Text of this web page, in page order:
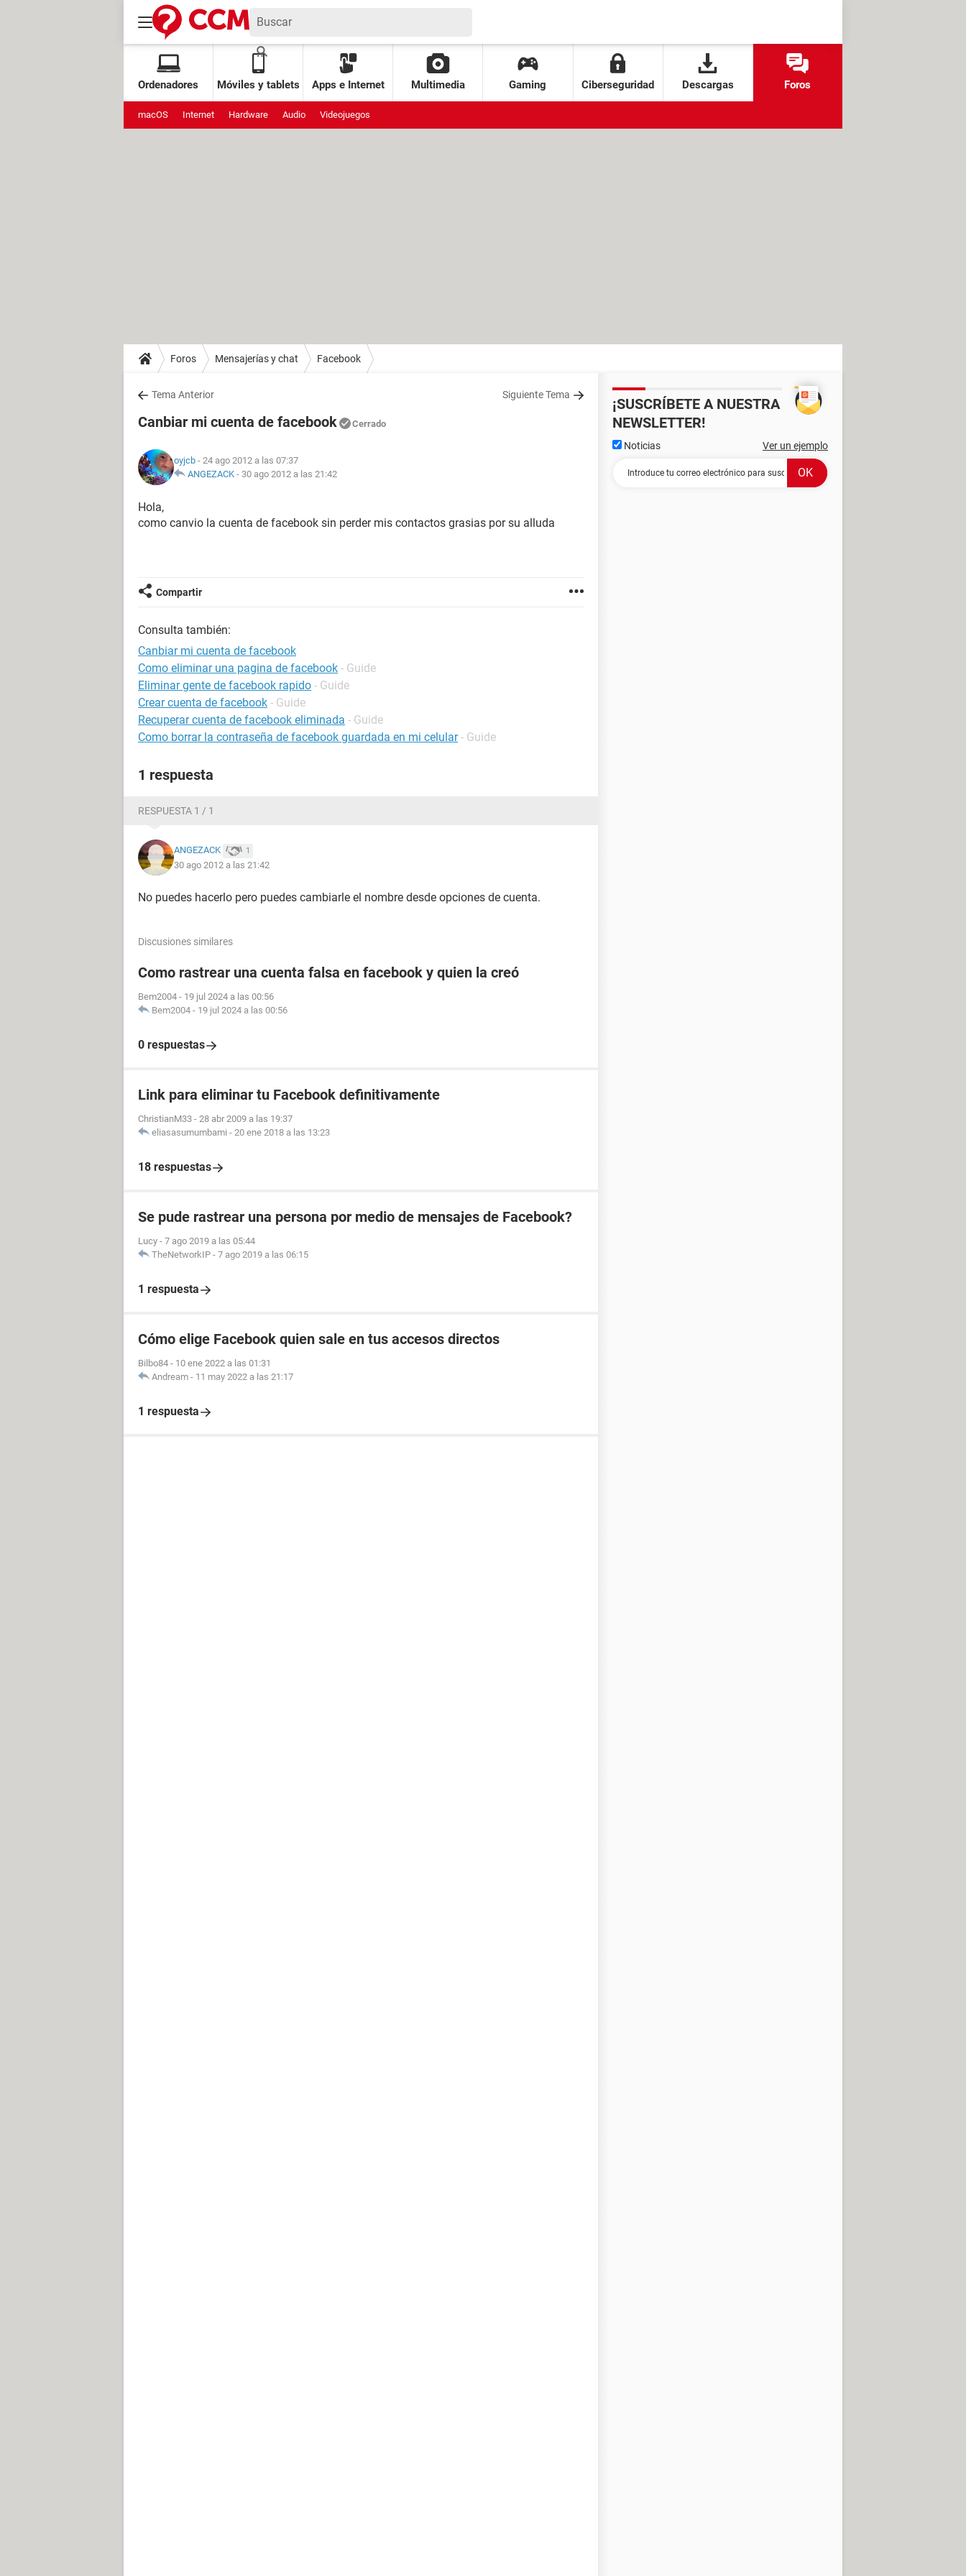
Ordenadores Móviles y tablets Apps e Internet Multimedia Gaming Ciberseguridad Descargas Foros
macOS Internet Hardware Audio Videojuegos
Foros Mensajerías y chat Facebook
Tema Anterior Siguiente Tema
Canbiar mi cuenta de facebook Cerrado
oyjcb - 24 ago 2012 a las 07:37
ANGEZACK - 30 ago 2012 a las 21:42
Hola,
como canvio la cuenta de facebook sin perder mis contactos grasias por su alluda
Compartir
Consulta también:
Canbiar mi cuenta de facebook
Como eliminar una pagina de facebook - Guide
Eliminar gente de facebook rapido - Guide
Crear cuenta de facebook - Guide
Recuperar cuenta de facebook eliminada - Guide
Como borrar la contraseña de facebook guardada en mi celular - Guide
1 respuesta
RESPUESTA 1 / 1
ANGEZACK 1
30 ago 2012 a las 21:42
No puedes hacerlo pero puedes cambiarle el nombre desde opciones de cuenta.
Discusiones similares
Como rastrear una cuenta falsa en facebook y quien la creó
Bem2004 - 19 jul 2024 a las 00:56
Bem2004 - 19 jul 2024 a las 00:56
0 respuestas
Link para eliminar tu Facebook definitivamente
ChristianM33 - 28 abr 2009 a las 19:37
eliasasumumbami - 20 ene 2018 a las 13:23
18 respuestas
Se pude rastrear una persona por medio de mensajes de Facebook?
Lucy - 7 ago 2019 a las 05:44
TheNetworkIP - 7 ago 2019 a las 06:15
1 respuesta
Cómo elige Facebook quien sale en tus accesos directos
Bilbo84 - 10 ene 2022 a las 01:31
Andream - 11 may 2022 a las 21:17
1 respuesta
¡SUSCRÍBETE A NUESTRA
NEWSLETTER!
Noticias Ver un ejemplo